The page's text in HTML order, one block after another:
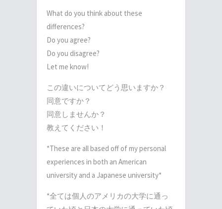
What do you think about these
differences?
Do you agree?
Do you disagree?
Let me know!
この違いについてどう思いますか？
同意ですか？
同意しませんか？
教えてください！
*These are all based off of my personal
experiences in both an American
university and a Japanese university*
*全ては個人のアメリカの大学に通っ